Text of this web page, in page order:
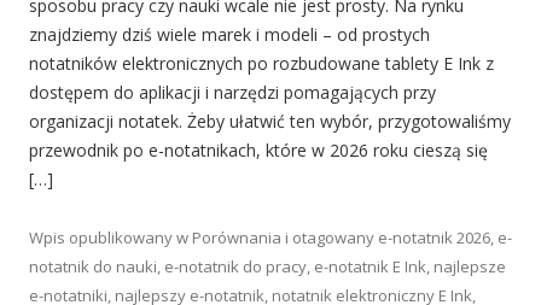
sposobu pracy czy nauki wcale nie jest prosty. Na rynku
znajdziemy dziś wiele marek i modeli – od prostych
notatników elektronicznych po rozbudowane tablety E Ink z
dostępem do aplikacji i narzędzi pomagających przy
organizacji notatek. Żeby ułatwić ten wybór, przygotowaliśmy
przewodnik po e-notatnikach, które w 2026 roku cieszą się
[…]
Wpis opublikowany w Porównania i otagowany e-notatnik 2026, e-
notatnik do nauki, e-notatnik do pracy, e-notatnik E Ink, najlepsze
e-notatniki, najlepszy e-notatnik, notatnik elektroniczny E Ink,